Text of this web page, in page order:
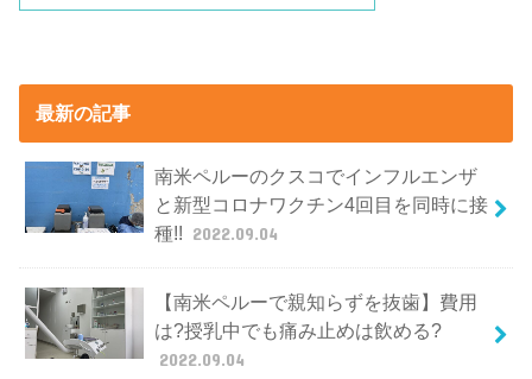
最新の記事
南米ペルーのクスコでインフルエンザ
と新型コロナワクチン4回目を同時に接
種!! 2022.09.04
【南米ペルーで親知らずを抜歯】費用
は?授乳中でも痛み止めは飲める?
2022.09.04